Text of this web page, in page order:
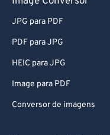
JPG para PDF
PDF para JPG
HEIC para JPG
Image para PDF
Conversor de imagens